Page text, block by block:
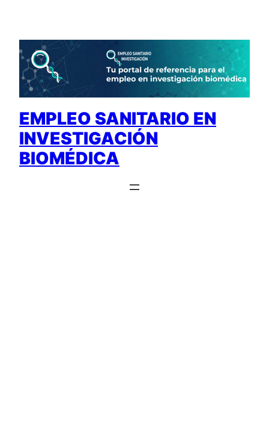
contenido
EMPLEO SANITARIO EN
INVESTIGACIÓN
BIOMÉDICA